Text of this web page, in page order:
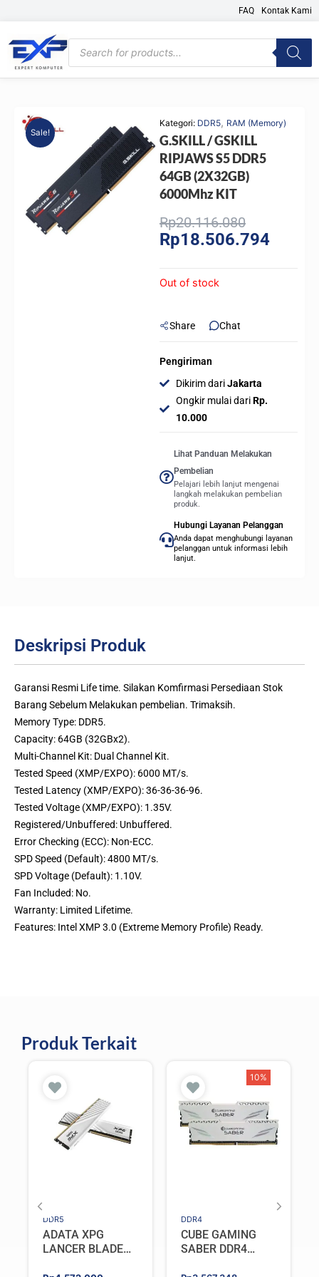
content
FAQ Kontak Kami
Products
search
Sale!
Kategori: DDR5, RAM (Memory)
G.SKILL / GSKILL
RIPJAWS S5 DDR5
64GB (2X32GB)
6000Mhz KIT
Rp20.116.080Original
price
Rp18.506.794price
Out of stock
Share Chat
Pengiriman
Dikirim dariJakarta
Ongkir mulai dariRp.
10.000
Lihat Panduan Melakukan
Pembelian
Pelajari lebih lanjut mengenai
langkah melakukan pembelian
produk.
Hubungi Layanan Pelanggan
Anda dapat menghubungi layanan
pelanggan untuk informasi lebih
lanjut.
Deskripsi Produk
Garansi Resmi Life time. Silakan Komfirmasi Persediaan Stok
Barang Sebelum Melakukan pembelian. Trimaksih.
Memory Type: DDR5.
Capacity: 64GB (32GBx2).
Multi-Channel Kit: Dual Channel Kit.
Tested Speed (XMP/EXPO): 6000 MT/s.
Tested Latency (XMP/EXPO): 36-36-36-96.
Tested Voltage (XMP/EXPO): 1.35V.
Registered/Unbuffered: Unbuffered.
Error Checking (ECC): Non-ECC.
SPD Speed (Default): 4800 MT/s.
SPD Voltage (Default): 1.10V.
Fan Included: No.
Warranty: Limited Lifetime.
Features: Intel XMP 3.0 (Extreme Memory Profile) Ready.
Produk Terkait
DDR5
ADATA XPG
LANCER BLADE
10%
DDR4
CUBE GAMING
SABER DDR4